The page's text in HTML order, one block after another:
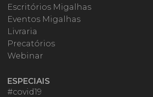
Escritórios Migalhas
Eventos Migalhas
Livraria
Precatórios
Webinar
ESPECIAIS
#covid19